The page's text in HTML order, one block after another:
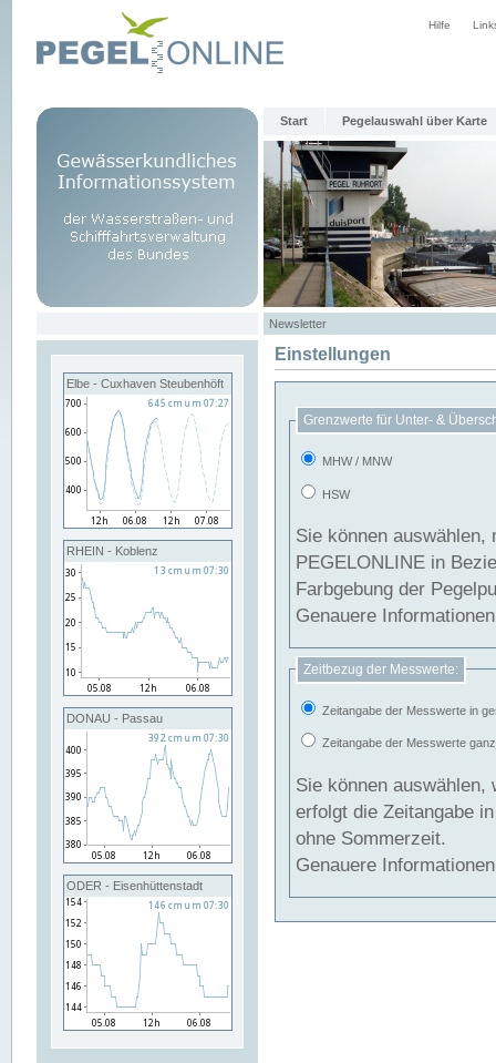
Hilfe
Start Pegelauswahl über Karte
Newsletter
Elbe - Cuxhaven Steubenhöft
RHEIN - Koblenz
DONAU - Passau
ODER - Eisenhüttenstadt
Einstellungen
Grenzwerte für Unter- &
MHW / MNW
HSW
Sie können
PEGELONLINE in Beziehung
Farbgebung der
Genauere
Zeitbezug der Messwerte:
Zeitangabe der Messwerte in
Zeitangabe der Messwerte
Sie können auswählen,
erfolgt die Zeitangabe
ohne Sommerzeit.
Genauere